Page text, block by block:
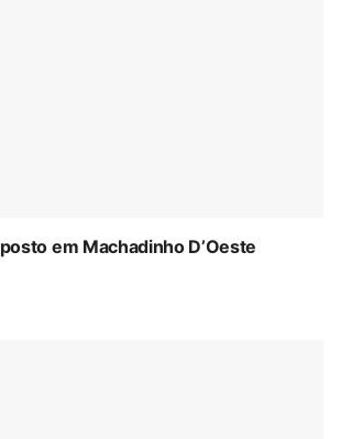
em Machadinho D’Oeste